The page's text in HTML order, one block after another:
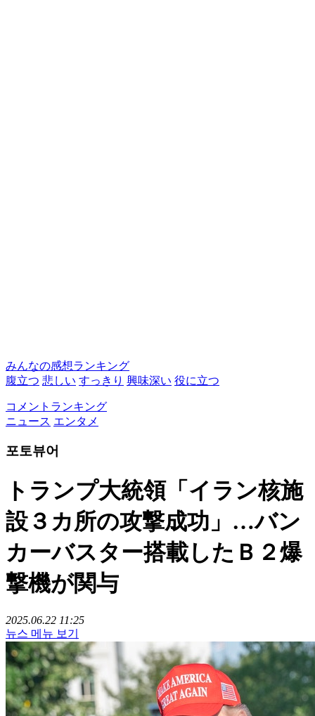
みんなの感想ランキング
腹立つ 悲しい すっきり 興味深い 役に立つ
コメントランキング
ニュース エンタメ
포토뷰어
トランプ大統領「イラン核施
設３カ所の攻撃成功」…バン
カーバスター搭載したＢ２爆
撃機が関与
2025.06.22 11:25
뉴스 메뉴 보기